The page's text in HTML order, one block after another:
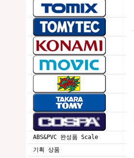
ABS&PVC 완성품 Scale
기획 상품